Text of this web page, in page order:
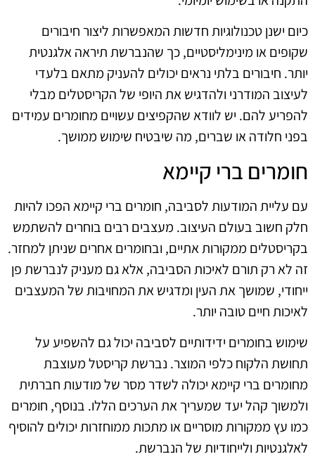
כיום ישנן טכנולוגיות חדשות המאפשרות ליצור חיבורים
שקופים או מינימליסטיים, כך שהנברשת תיראה אלגנטית
יותר. חיבורים בלתי נראים יכולים להעניק מתאם בלעדי
לעיצוב המודרני ולהדגיש את היופי של הקריסטלים מבלי
להפריע להם. יש לוודא שהקפיצים עשויים מחומרים עמידים
בפני חלודה או שברים, מה שיבטיח שימוש ממושך.
חומרים ברי קיימא
עם עליית המודעות לסביבה, חומרים ברי קיימא הפכו להיות
חלק חשוב בעולם העיצוב. מעצבים רבים בוחרים להשתמש
בקריסטלים ממקורות אתיים, ובחומרים אחרים שניתן למחזר.
זה לא רק תורם לאיכות הסביבה, אלא גם מעניק לנברשת פן
ייחודי, שמושך את העין ומדגיש את המחויבות של המעצבים
לאיכות חיים טובה יותר.
שימוש בחומרים ידידותיים לסביבה יכול גם להשפיע על
תחושת הלקוח כלפי המוצר. נברשת קריסטל מעוצבת
מחומרים ברי קיימא יכולה לשדר מסר של מודעות חברתית
ולמשוך קהל יעד שמעריך את הערכים הללו. בנוסף, חומרים
כמו עץ ממקורות מוסריים או מתכות ממוחזרות יכולים להוסיף
לאלגנטיות ולייחודיות של הנברשת.